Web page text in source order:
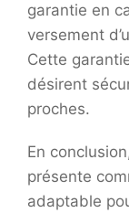
garantie en
versement
Cette
désirent
proches.
En
présente
adaptable